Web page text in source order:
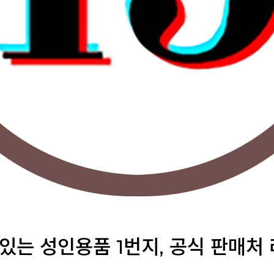
는 성인용품 1번지, 공식 판매처